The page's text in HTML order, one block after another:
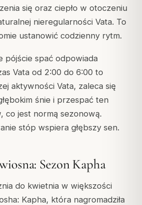
się oraz ciepło w otoczeniu
nieregularności Vata. To
ustanowić codzienny rytm.
pójście spać odpowiada
Vata od 2:00 do 6:00 to
aktywności Vata, zaleca się
śnie i przespać ten
co jest normą sezonową.
stóp wspiera głębszy sen.
Sezon Kapha
do kwietnia w większości
Kapha, która nagromadziła